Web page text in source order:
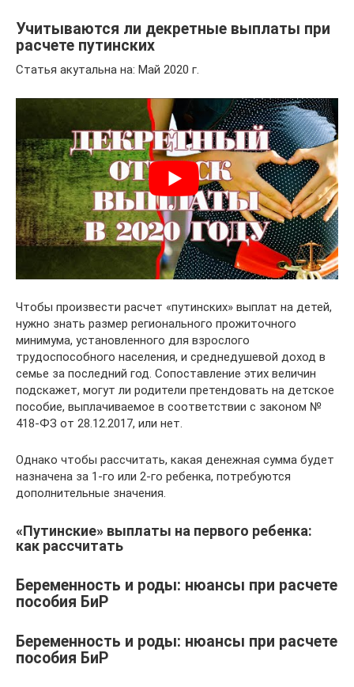
Учитываются ли декретные выплаты при
расчете путинских
Статья акутальна на: Май 2020 г.
Чтобы произвести расчет «путинских» выплат на детей,
нужно знать размер регионального прожиточного
минимума, установленного для взрослого
трудоспособного населения, и среднедушевой доход в
семье за последний год. Сопоставление этих величин
подскажет, могут ли родители претендовать на детское
пособие, выплачиваемое в соответствии с законом №
418-ФЗ от 28.12.2017, или нет.
Однако чтобы рассчитать, какая денежная сумма будет
назначена за 1-го или 2-го ребенка, потребуются
дополнительные значения.
«Путинские» выплаты на первого ребенка:
как рассчитать
Беременность и роды: нюансы при расчете
пособия БиР
Беременность и роды: нюансы при расчете
пособия БиР